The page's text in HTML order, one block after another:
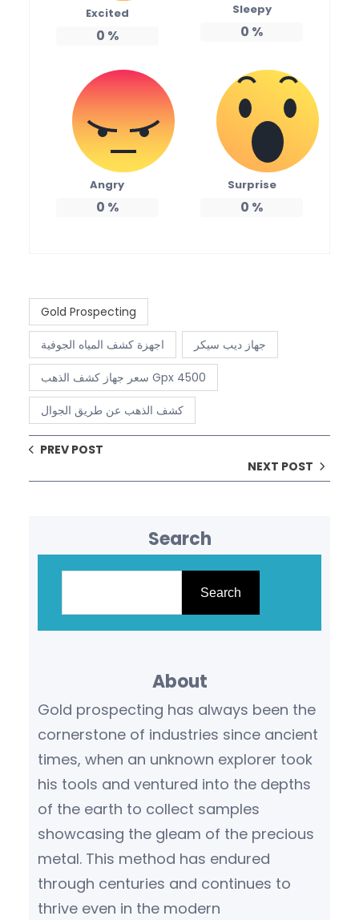
Excited
0 %
Sleepy
0 %
Angry
0 %
Surprise
0 %
Gold Prospecting
اجهزة كشف المياه الجوفية جهاز ديب سيكر
سعر جهاز كشف الذهب Gpx 4500
كشف الذهب عن طريق الجوال
PREV POST
NEXT POST
Search
Search
About
Gold prospecting has always been the
cornerstone of industries since ancient
times, when an unknown explorer took
his tools and ventured into the depths
of the earth to collect samples
showcasing the gleam of the precious
metal. This method has endured
through centuries and continues to
thrive even in the modern